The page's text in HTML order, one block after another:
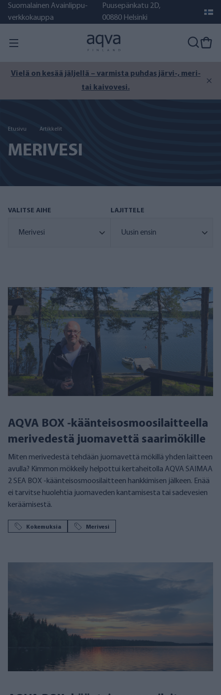
Suomalainen Avainlippu-
verkkokauppa
Puusepänkatu 2D,
00880 Helsinki
Vielä on kesää jäljellä – varmista puhdas järvi-, meri-
tai kaivovesi.
Etusivu Artikkelit
MERIVESI
VALITSE AIHE LAJITTELE
AQVA BOX -käänteisosmoosilaitteella
merivedestä juomavettä saarimökille
Miten merivedestä tehdään juomavettä mökillä yhden laitteen
avulla? Kimmon mökkeily helpottui kertaheitolla AQVA SAIMAA
2 SEA BOX -käänteisosmoosilaitteen hankkimisen jälkeen. Enää
ei tarvitse huolehtia juomaveden kantamisesta tai sadevesien
keräämisestä.
Kokemuksia Merivesi